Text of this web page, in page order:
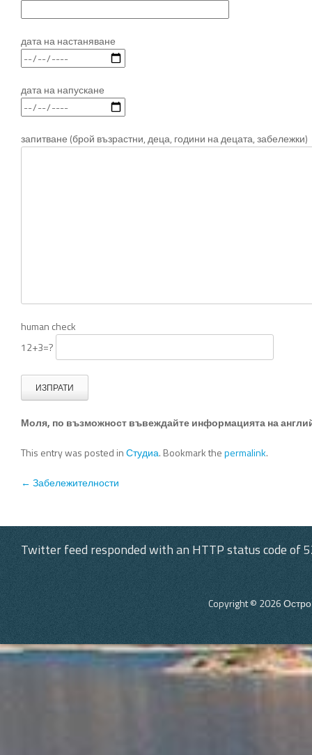
дата на настаняване
дата на напускане
запитване (брой възрастни, деца, години на децата, забележки)
human check
12+3=?
Моля, по възможност въвеждайте информацията на
This entry was posted inСтудиа. Bookmark thepermalink.
Post navigation
← Забележителности
Twitter feed responded with an HTTP status code of
Copyright © 2026